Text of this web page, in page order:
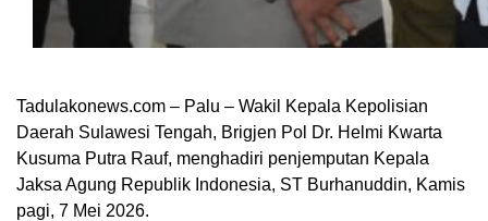
Tadulakonews.com – Palu – Wakil Kepala Kepolisian
Daerah Sulawesi Tengah, Brigjen Pol Dr. Helmi Kwarta
Kusuma Putra Rauf, menghadiri penjemputan Kepala
Jaksa Agung Republik Indonesia, ST Burhanuddin, Kamis
pagi, 7 Mei 2026.